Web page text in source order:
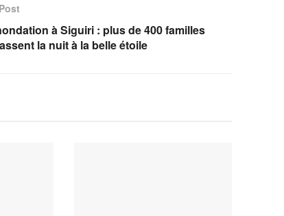
à Siguiri : plus de 400 familles
la nuit à la belle étoile